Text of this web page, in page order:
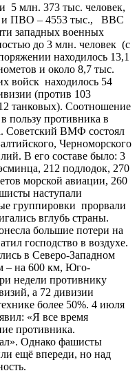
373 тыс. человек,
и ПВО – 4553 тыс., ВВС
западных военных
до 3 млн. человек (с
находилось 13,1
и около 8,7 тыс.
войск находилось 54
(против 103
танковых). Соотношение
пользу противника в
Советский ВМФ состоял
Черноморского
В его составе было: 3
212 подлодок, 270
морской авиации, 260
наступали
группировки прорвали
вглубь страны.
большие потери на
господство в воздухе.
в Северо-Западном
– на 600 км, Юго-
недели противнику
а 72 дивизии
более 50%. 4 июля
«Я все время
противника.
Однако фашисты
ещё впереди, но над